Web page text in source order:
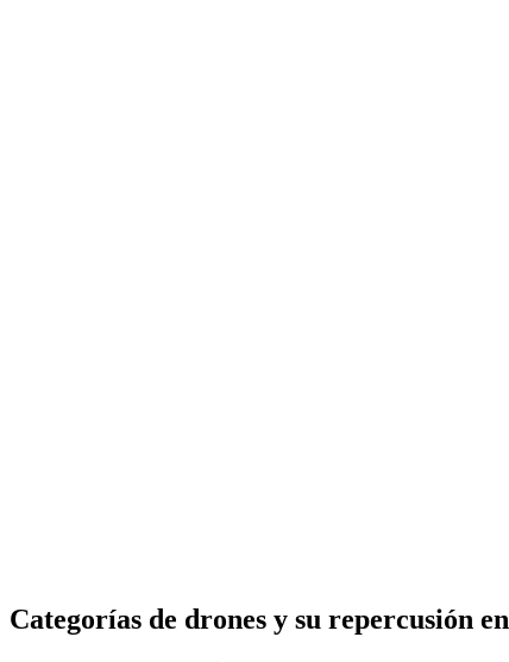
Categorías de drones y su repercusión